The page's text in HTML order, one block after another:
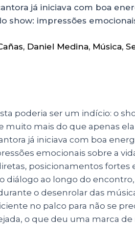
já iniciava com boa
show: impressões
, Daniel Medina, Música,
poderia ser um indício: o
muito mais do que apenas ela
já iniciava com boa
emocionais sobre a
posicionamentos fortes
diálogo ao longo do
o desenrolar das
no palco para não se
o que deu uma marca